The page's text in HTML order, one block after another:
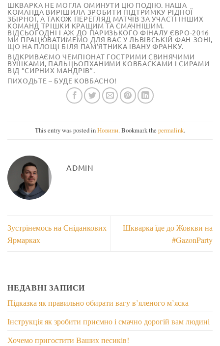
ШКВАРКА НЕ МОГЛА ОМИНУТИ ЦЮ ПОДІЮ. НАША
КОМАНДА ВИРІШИЛА ЗРОБИТИ ПІДТРИМКУ РІДНОЇ
ЗБІРНОЇ, А ТАКОЖ ПЕРЕГЛЯД МАТЧІВ ЗА УЧАСТІ ІНШИХ
КОМАНД ТРІШКИ КРАЩИМ ТА СМАЧНІШИМ.
ВІДСЬОГОДНІ І АЖ ДО ПАРИЗЬКОГО ФІНАЛУ ЄВРО-2016
МИ ПРАЦЮВАТИМЕМО ДЛЯ ВАС У ЛЬВІВСЬКІЙ ФАН-ЗОНІ,
ЩО НА ПЛОЩІ БІЛЯ ПАМ’ЯТНИКА ІВАНУ ФРАНКУ.
ВІДКРИВАЄМО ЧЕМПІОНАТ ГОСТРИМИ СВИНЯЧИМИ
ВУШКАМИ, ПАЛЬЦЬОПХАНИМИ КОВБАСКАМИ І СИРАМИ
ВІД “СИРНИХ МАНДРІВ”.
ПИХОДЬТЕ – БУДЕ КОВБАСНО!
This entry was posted inНовини. Bookmark the permalink.
ADMIN
Зустрінемось на Сніданкових
Ярмарках
Шкварка їде до Жовкви на
‪#‎GazonParty
НЕДАВНІ ЗАПИСИ
Підказка як правильно обирати вагу в’яленого м’яска
Інструкція як зробити приємно і смачно дорогій вам людині
Хочемо пригостити Ваших песиків!